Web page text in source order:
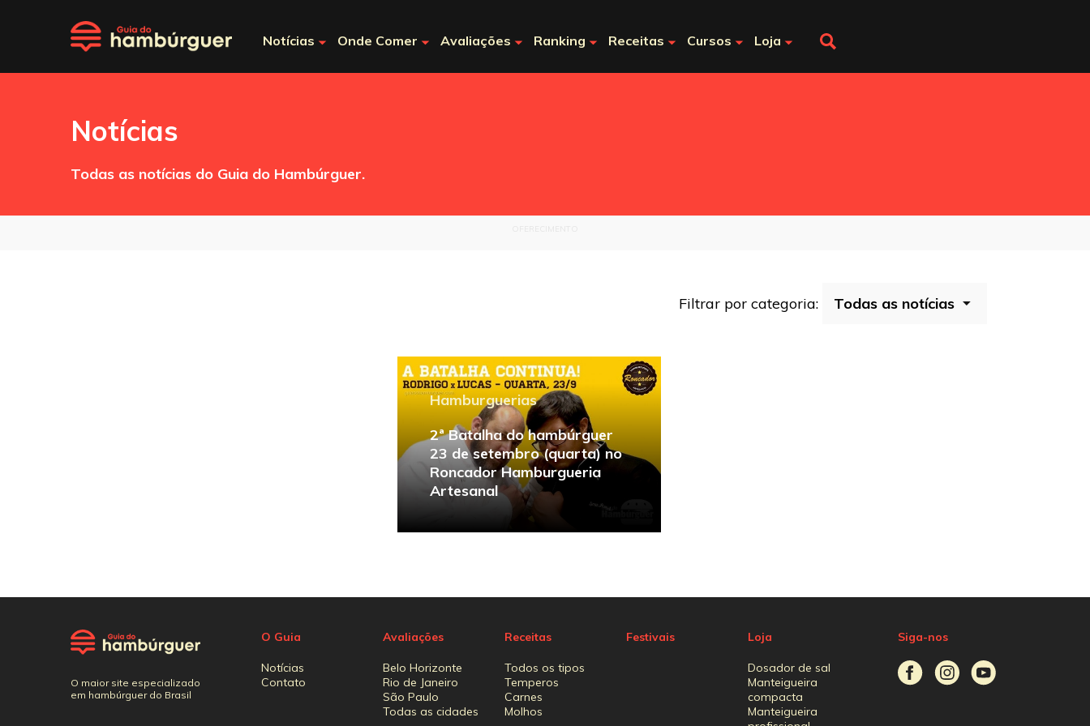
Notícias Onde Comer Avaliações Ranking Receitas Cursos Loja
Notícias
Todas as notícias do Guia do Hambúrguer.
Filtrar por categoria:
Hamburguerias
2ª Batalha do hambúrguer
23 de setembro (quarta) no
Roncador Hamburgueria
Artesanal
O maior site especializado
em hambúrguer do Brasil
O Guia
Notícias
Contato
Avaliações
Belo Horizonte
Rio de Janeiro
São Paulo
Todas as cidades
Receitas
Todos os tipos
Temperos
Carnes
Molhos
Festivais Loja
Dosador de sal
Manteigueira
compacta
Manteigueira
Siga-nos